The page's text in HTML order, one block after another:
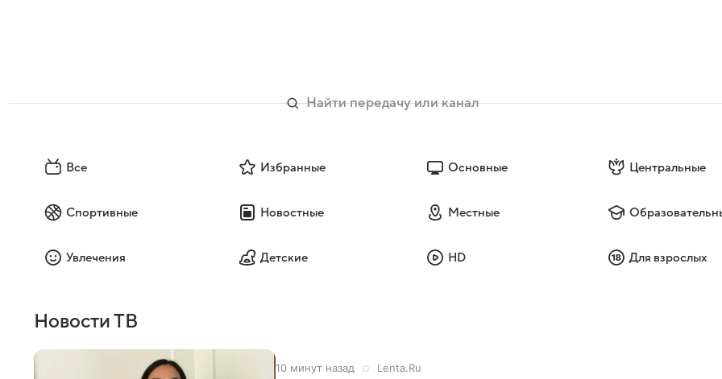
Все Избранные Основные Центральные
Спортивные Новостные Местные
Увлечения Детские HD Для взрослых
Новости ТВ
10 минут назад Lenta.Ru